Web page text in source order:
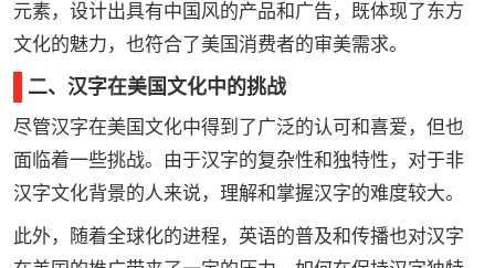
元素，设计出具有中国风的产品和广告，既体现了东方
文化的魅力，也符合了美国消费者的审美需求。
二、汉字在美国文化中的挑战
尽管汉字在美国文化中得到了广泛的认可和喜爱，但也
面临着一些挑战。由于汉字的复杂性和独特性，对于非
汉字文化背景的人来说，理解和掌握汉字的难度较大。
此外，随着全球化的进程，英语的普及和传播也对汉字